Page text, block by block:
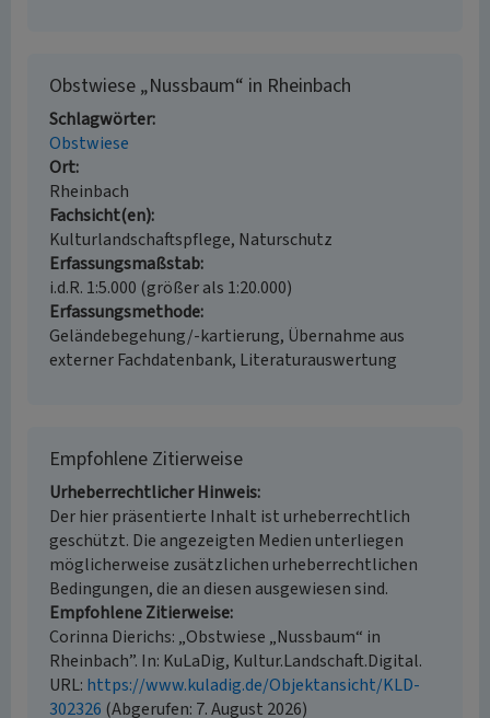
Obstwiese „Nussbaum“ in Rheinbach
Schlagwörter
Obstwiese
Ort
Rheinbach
Fachsicht(en)
Kulturlandschaftspflege, Naturschutz
Erfassungsmaßstab
i.d.R. 1:5.000 (größer als 1:20.000)
Erfassungsmethode
Geländebegehung/-kartierung, Übernahme aus
externer Fachdatenbank, Literaturauswertung
Empfohlene Zitierweise
Urheberrechtlicher Hinweis
Der hier präsentierte Inhalt ist urheberrechtlich
geschützt. Die angezeigten Medien unterliegen
möglicherweise zusätzlichen urheberrechtlichen
Bedingungen, die an diesen ausgewiesen sind.
Empfohlene Zitierweise
Corinna Dierichs: „Obstwiese „Nussbaum“ in
Rheinbach”. In: KuLaDig, Kultur.Landschaft.Digital.
URL: https://www.kuladig.de/Objektansicht/KLD-
302326 (Abgerufen: 7. August 2026)